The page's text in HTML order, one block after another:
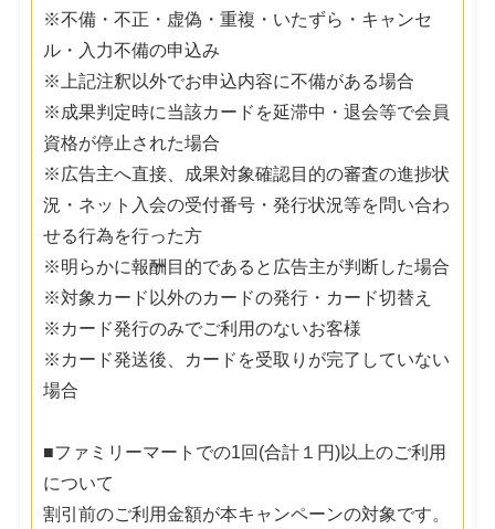
※不備・不正・虚偽・重複・いたずら・キャンセ
ル・入力不備の申込み
※上記注釈以外でお申込内容に不備がある場合
※成果判定時に当該カードを延滞中・退会等で会員
資格が停止された場合
※広告主へ直接、成果対象確認目的の審査の進捗状
況・ネット入会の受付番号・発行状況等を問い合わ
せる行為を行った方
※明らかに報酬目的であると広告主が判断した場合
※対象カード以外のカードの発行・カード切替え
※カード発行のみでご利用のないお客様
※カード発送後、カードを受取りが完了していない
場合
■ファミリーマートでの1回(合計１円)以上のご利用
について
割引前のご利用金額が本キャンペーンの対象です。